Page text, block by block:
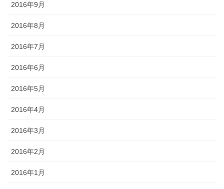
2016年9月
2016年8月
2016年7月
2016年6月
2016年5月
2016年4月
2016年3月
2016年2月
2016年1月